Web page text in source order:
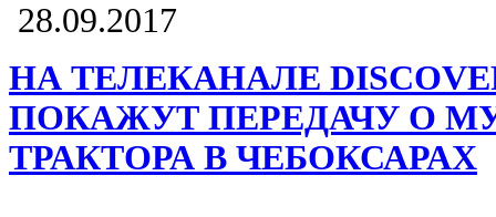
28.09.2017
НА ТЕЛЕКАНАЛЕ
ПОКАЖУТ ПЕРЕДАЧУ О
ТРАКТОРА В ЧЕБОКСАРАХ